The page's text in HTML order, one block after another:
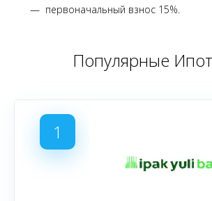
первоначальный взнос 15%.
Популярные
1